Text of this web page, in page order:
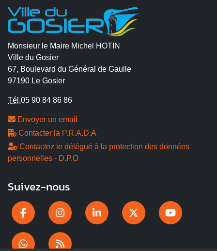
Monsieur le Maire Michel HOTIN
Ville du Gosier
67, Boulevard du Général de Gaulle
97190 Le Gosier
Tél.05 90 84 86 86
Envoyer un email
Contacter la P.R.A.D.A
Contactez le délégué à la protection des données
personnelles - D.P.O
Suivez-nous